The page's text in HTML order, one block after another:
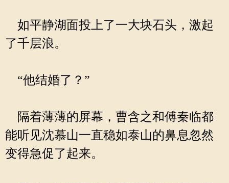
如平静湖面投上了一大块石头，激起
了千层浪。
“他结婚了？”
隔着薄薄的屏幕，曹含之和傅秦临都
能听见沈慕山一直稳如泰山的鼻息忽然
变得急促了起来。